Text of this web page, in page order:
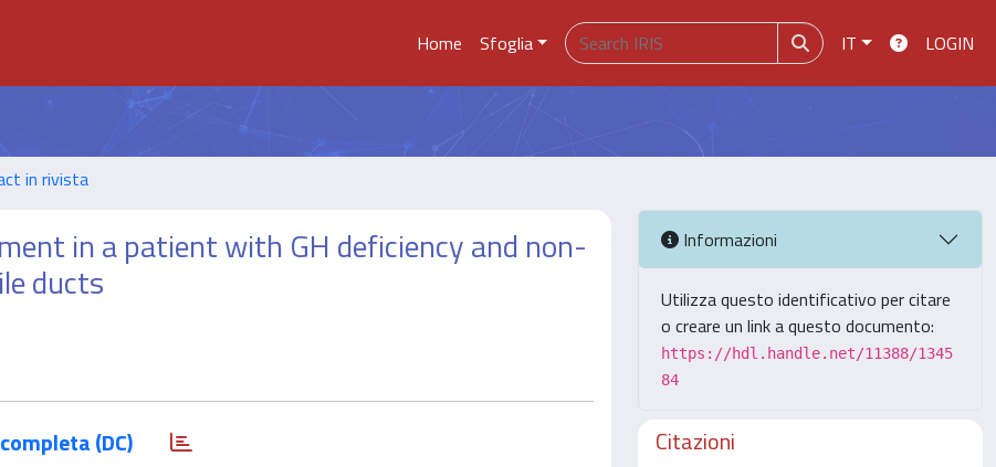
Home Sfoglia IT LOGIN
in rivista
in a patient with GH deficiency and non-
ducts
(DC)
Informazioni
Utilizza questo identificativo per citare
o creare un link a questo documento:
https://hdl.handle.net/11388/1345
84
Citazioni